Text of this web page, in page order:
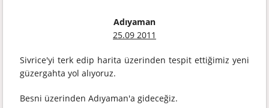
Adıyaman
25.09 2011
Sivrice'yi terk edip harita üzerinden tespit ettiğimiz yeni
güzergahta yol alıyoruz.
Besni üzerinden Adıyaman'a gideceğiz.